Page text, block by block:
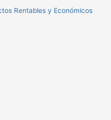
Rentables y Económicos